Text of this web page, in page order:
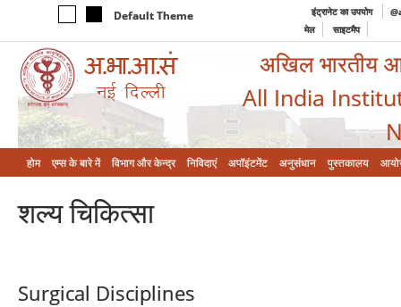
Default Theme इंट्रानेट का उपयोग
मेल
साइटमैप
अखिल भारतीय
All India
होम एम्‍स के बारे में विभाग और केन्‍द्र निविदाएं अपॉइंटमेंट अनुसंधान पुस्तकालय
शल्‍य चिकित्‍सा
Surgical Disciplines